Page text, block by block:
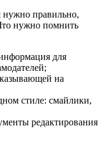
нужно правильно,
нужно помнить
для
на
стиле: смайлики,
редактирования